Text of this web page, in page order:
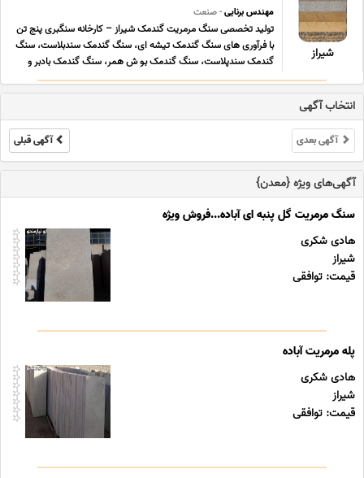
شیراز
مهندس برنایی- صنعت
تولید تخصصی سنگ مرمریت گندمک شیراز – کارخانه سنگبری پنج تن
با فرآوری های سنگ گندمک تیشه ای، سنگ گندمک سندبلاست، سنگ
گندمک سندپلاست، سنگ گندمک بو ش همر، سنگ گندمک بادبر و
سنگ گندمک سابیده صیقلی طی پنج دهه تولید تخصصی سنگ
گندمک با مناسبترین قیمت سنگ گندمک در ایرانکارخانه سنگبری پنج
انتخاب آگهی
آگهی بعدی آگهی قبلی
آگهی‌های ویژه {معدن}
سنگ مرمریت گل پنبه ای آباده...فروش ویژه
هادی شکری
شیراز
قیمت: توافقی
پله مرمریت آباده
هادی شکری
شیراز
قیمت: توافقی